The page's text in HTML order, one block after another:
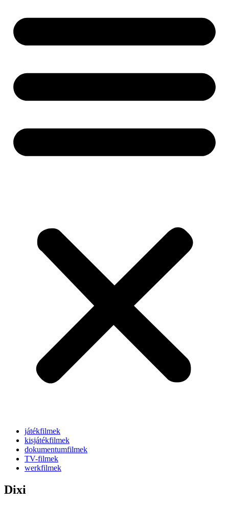
játékfilmek
kisjátékfilmek
dokumentumfilmek
TV-filmek
werkfilmek
Dixi